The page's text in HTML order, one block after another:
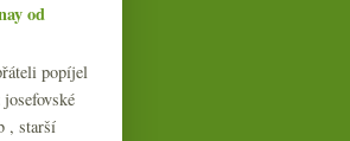
od
popíjel
, starší